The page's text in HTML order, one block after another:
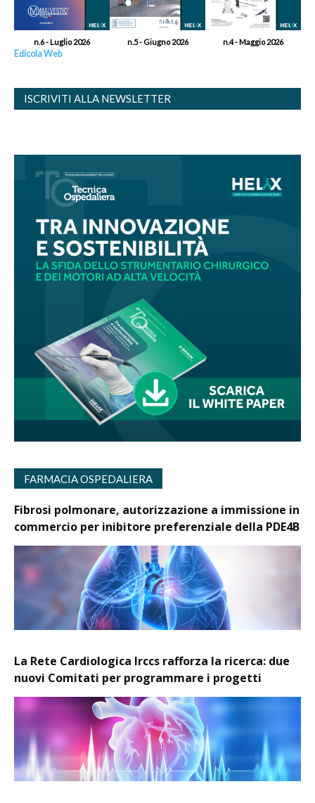
n.6 - Luglio 2026 n.5 - Giugno 2026 n.4 - Maggio 2026
Edicola Web
ISCRIVITI ALLA NEWSLETTER
FARMACIA OSPEDALIERA
Fibrosi polmonare, autorizzazione a immissione in
commercio per inibitore preferenziale della PDE4B
La Rete Cardiologica Irccs rafforza la ricerca: due
nuovi Comitati per programmare i progetti